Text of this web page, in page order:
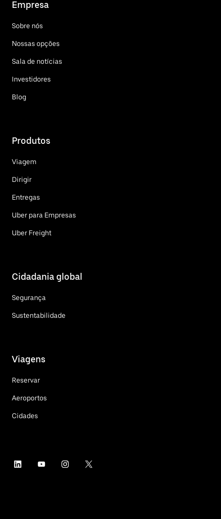
Empresa
Sobre nós
Nossas opções
Sala de notícias
Investidores
Blog
Produtos
Viagem
Dirigir
Entregas
Uber para Empresas
Uber Freight
Cidadania global
Segurança
Sustentabilidade
Viagens
Reservar
Aeroportos
Cidades